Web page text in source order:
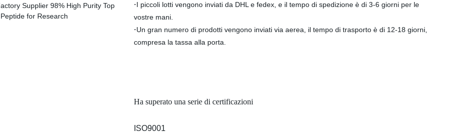
·I piccoli lotti vengono inviati da DHL e fedex, e il tempo di spedizione è di 3-6 giorni per le
vostre mani.
·Un gran numero di prodotti vengono inviati via aerea, il tempo di trasporto è di 12-18 giorni,
compresa la tassa alla porta.
Ha superato una serie di certificazioni
ISO9001